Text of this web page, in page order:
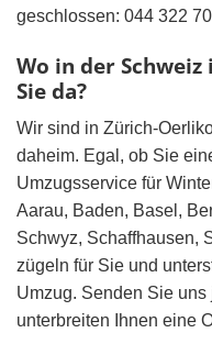
geschlossen: 044 322
Wo in der
Sie da?
Wir sind in Zürich-
daheim. Egal, ob Sie
Umzugsservice für
Aarau, Baden, Basel,
Schwyz, Schaffhausen,
zügeln für Sie und
Umzug. Senden Sie
unterbreiten Ihnen eine